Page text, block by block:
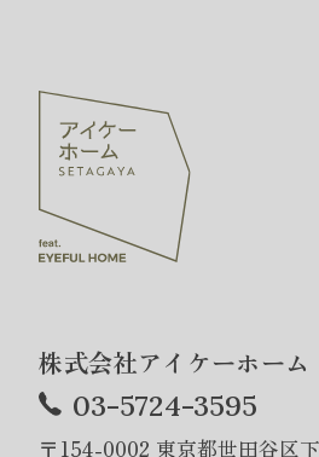
株式会社アイケーホーム
03-5724-3595
〒154-0002 東京都世田谷区